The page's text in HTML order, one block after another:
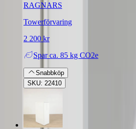
RAGNARS
Towerförvaring
2 200 kr
Spar ca. 85 kg CO2e
Snabbköp
SKU: 22410